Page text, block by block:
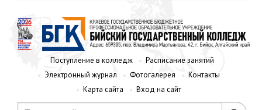
Поступление в колледж
Расписание занятий
Электронный журнал
Фотогалерея
Контакты
Карта сайта
Вход на сайт